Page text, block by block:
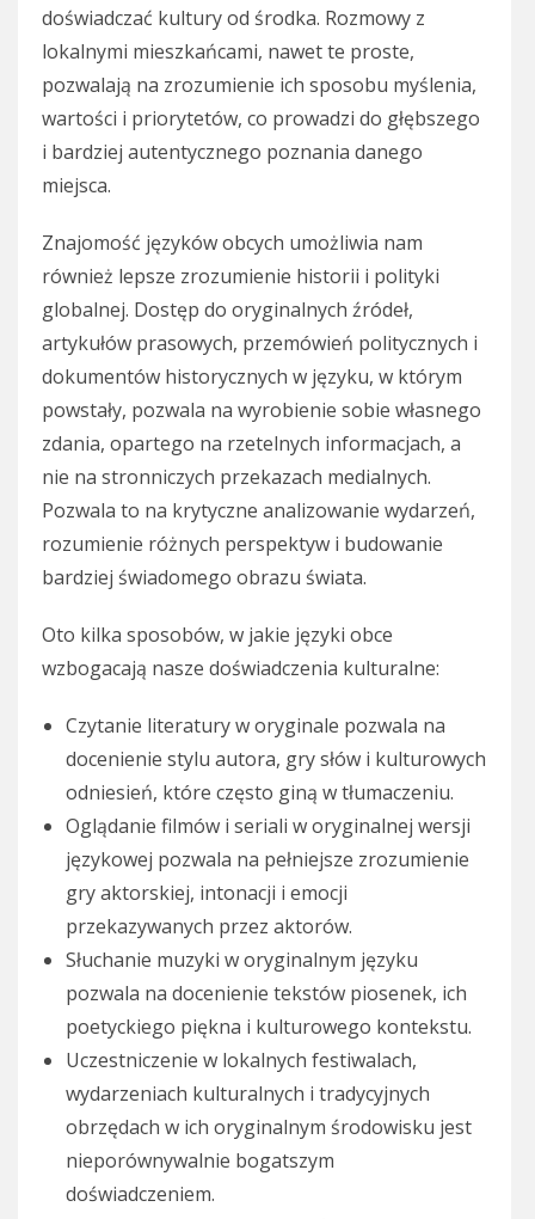
doświadczać kultury od środka. Rozmowy z
lokalnymi mieszkańcami, nawet te proste,
pozwalają na zrozumienie ich sposobu myślenia,
wartości i priorytetów, co prowadzi do głębszego
i bardziej autentycznego poznania danego
miejsca.
Znajomość języków obcych umożliwia nam
również lepsze zrozumienie historii i polityki
globalnej. Dostęp do oryginalnych źródeł,
artykułów prasowych, przemówień politycznych i
dokumentów historycznych w języku, w którym
powstały, pozwala na wyrobienie sobie własnego
zdania, opartego na rzetelnych informacjach, a
nie na stronniczych przekazach medialnych.
Pozwala to na krytyczne analizowanie wydarzeń,
rozumienie różnych perspektyw i budowanie
bardziej świadomego obrazu świata.
Oto kilka sposobów, w jakie języki obce
wzbogacają nasze doświadczenia kulturalne:
Czytanie literatury w oryginale pozwala na
docenienie stylu autora, gry słów i kulturowych
odniesień, które często giną w tłumaczeniu.
Oglądanie filmów i seriali w oryginalnej wersji
językowej pozwala na pełniejsze zrozumienie
gry aktorskiej, intonacji i emocji
przekazywanych przez aktorów.
Słuchanie muzyki w oryginalnym języku
pozwala na docenienie tekstów piosenek, ich
poetyckiego piękna i kulturowego kontekstu.
Uczestniczenie w lokalnych festiwalach,
wydarzeniach kulturalnych i tradycyjnych
obrzędach w ich oryginalnym środowisku jest
nieporównywalnie bogatszym
doświadczeniem.